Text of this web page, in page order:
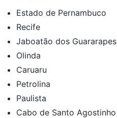
Estado de Pernambuco
Recife
Jaboatão dos Guararapes
Olinda
Caruaru
Petrolina
Paulista
Cabo de Santo Agostinho